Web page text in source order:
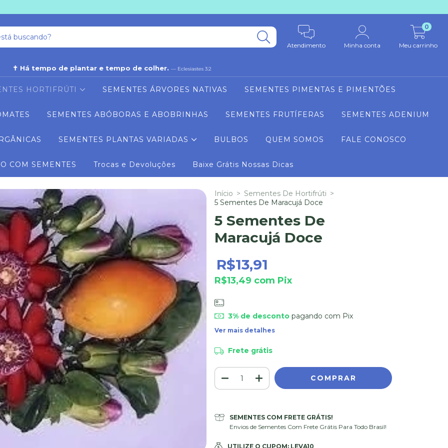
✝ Há tempo de plantar e tempo de colher. — Eclesiastes 3:2
Atendimento Minha conta Meu carrinho
0
HORTIFRÚTI SEMENTES ÁRVORES NATIVAS SEMENTES PIMENTAS E PIMENTÕES
SEMENTES ABÓBORAS E ABOBRINHAS SEMENTES FRUTÍFERAS SEMENTES ADENIUM
SEMENTES PLANTAS VARIADAS BULBOS QUEM SOMOS FALE CONOSCO
COM SEMENTES Trocas e Devoluções Baixe Grátis Nossas Dicas
Início > Sementes De Hortifrúti >
5 Sementes De Maracujá Doce
5 Sementes De
Maracujá Doce
R$13,91
R$13,49 com Pix
3% de descontopagando com Pix
Ver mais detalhes
Frete grátis
SEMENTES COM FRETE GRÁTIS!
Envios de Sementes Com Frete Grátis Para Todo Brasil!
UTILIZE O CUPOM: LEVA10